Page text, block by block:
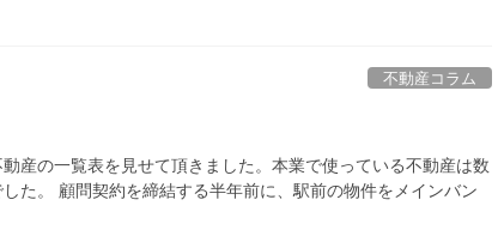
不動産コラム
産の一覧表を見せて頂きました。本業で使っている不動産は数
た。 顧問契約を締結する半年前に、駅前の物件をメインバン